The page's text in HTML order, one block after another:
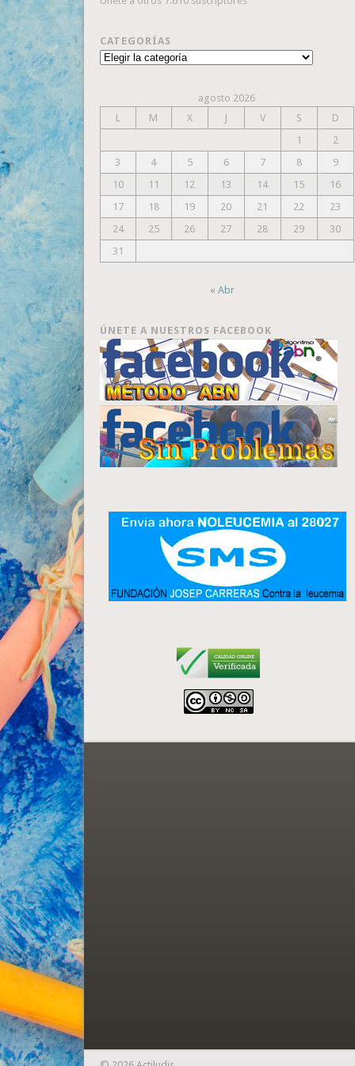
CATEGORÍAS
Categorías
agosto 2026
L
M X J V S
D
1
2
3
4 5 6 7 8
9
10
11 12 13 14 15
16
17
18 19 20 21 22
23
24
25 26 27 28 29
30
31
« Abr
ÚNETE A NUESTROS FACEBOOK